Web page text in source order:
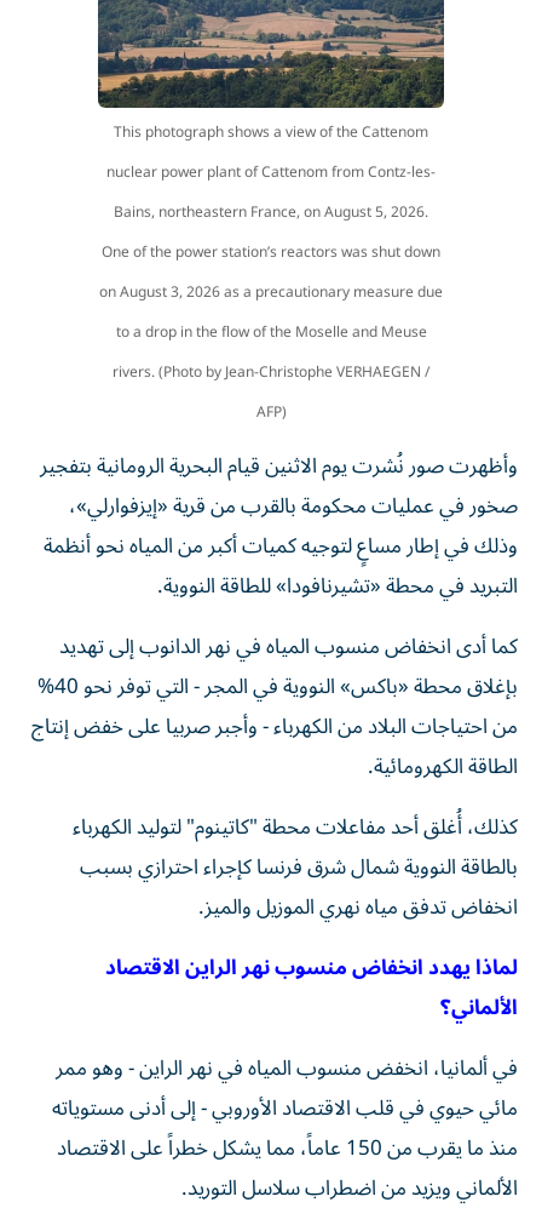
This photograph shows a view of the Cattenom
nuclear power plant of Cattenom from Contz-les-
Bains, northeastern France, on August 5, 2026.
One of the power station’s reactors was shut down
on August 3, 2026 as a precautionary measure due
to a drop in the flow of the Moselle and Meuse
rivers. (Photo by Jean-Christophe VERHAEGEN /
AFP)
وأظهرت صور نُشرت يوم الاثنين قيام البحرية الرومانية بتفجير
صخور في عمليات محكومة بالقرب من قرية «إيزفوارلي»،
وذلك في إطار مساعٍ لتوجيه كميات أكبر من المياه نحو أنظمة
التبريد في محطة «تشيرنافودا» للطاقة النووية.
كما أدى انخفاض منسوب المياه في نهر الدانوب إلى تهديد
بإغلاق محطة «باكس» النووية في المجر - التي توفر نحو 40%
من احتياجات البلاد من الكهرباء - وأجبر صربيا على خفض إنتاج
الطاقة الكهرومائية.
كذلك، أُغلق أحد مفاعلات محطة "كاتينوم" لتوليد الكهرباء
بالطاقة النووية شمال شرق فرنسا كإجراء احترازي بسبب
انخفاض تدفق مياه نهري الموزيل والميز.
لماذا يهدد انخفاض منسوب نهر الراين الاقتصاد
الألماني؟
في ألمانيا، انخفض منسوب المياه في نهر الراين - وهو ممر
مائي حيوي في قلب الاقتصاد الأوروبي - إلى أدنى مستوياته
منذ ما يقرب من 150 عاماً، مما يشكل خطراً على الاقتصاد
الألماني ويزيد من اضطراب سلاسل التوريد.